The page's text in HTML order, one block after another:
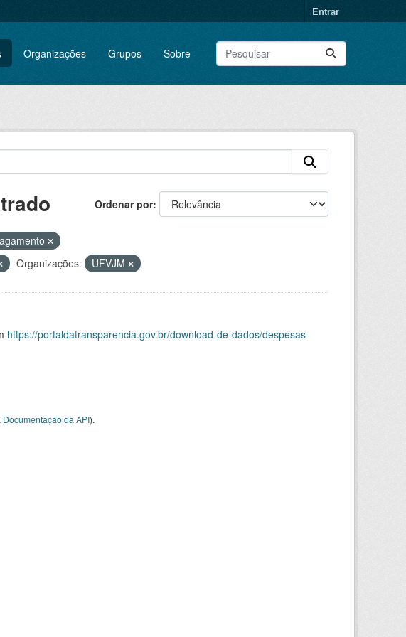
Entrar
Organizações Grupos Sobre
Ordenar por
Organizações: UFVJM
https://portaldatransparencia.gov.br/download-de-dados/despesas-
Documentação da API).